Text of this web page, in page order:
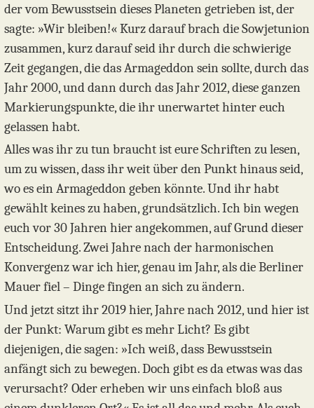
der vom Bewusstsein dieses Planeten getrieben ist, der
sagte: »Wir bleiben!« Kurz darauf brach die Sowjetunion
zusammen, kurz darauf seid ihr durch die schwierige
Zeit gegangen, die das Armageddon sein sollte, durch das
Jahr 2000, und dann durch das Jahr 2012, diese ganzen
Markierungspunkte, die ihr unerwartet hinter euch
gelassen habt.
Alles was ihr zu tun braucht ist eure Schriften zu lesen,
um zu wissen, dass ihr weit über den Punkt hinaus seid,
wo es ein Armageddon geben könnte. Und ihr habt
gewählt keines zu haben, grundsätzlich. Ich bin wegen
euch vor 30 Jahren hier angekommen, auf Grund dieser
Entscheidung. Zwei Jahre nach der harmonischen
Konvergenz war ich hier, genau im Jahr, als die Berliner
Mauer fiel – Dinge fingen an sich zu ändern.
Und jetzt sitzt ihr 2019 hier, Jahre nach 2012, und hier ist
der Punkt: Warum gibt es mehr Licht? Es gibt
diejenigen, die sagen: »Ich weiß, dass Bewusstsein
anfängt sich zu bewegen. Doch gibt es da etwas was das
verursacht? Oder erheben wir uns einfach bloß aus